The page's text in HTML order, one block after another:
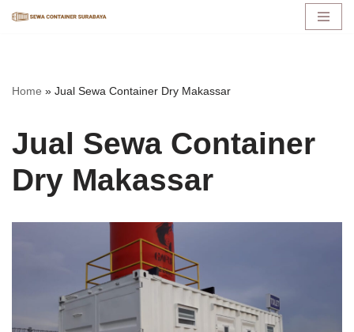
konten
Home » Jual Sewa Container Dry Makassar
Jual Sewa Container
Dry Makassar